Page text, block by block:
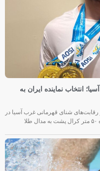
انتخاب نماینده ایران به
شنای قهرمانی غرب آسیا در